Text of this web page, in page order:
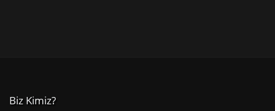
Biz Kimiz?